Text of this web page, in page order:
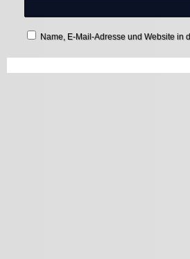
Name, E-Mail-Adresse und Website in